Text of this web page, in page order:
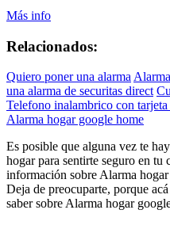
Más info
Relacionados:
Quiero poner una alarma
una alarma de securitas direct
Telefono inalambrico con tarjeta
Alarma hogar google home
Es posible que alguna vez te
hogar para sentirte seguro en tu
información sobre Alarma
Deja de preocuparte, porque
saber sobre Alarma hogar